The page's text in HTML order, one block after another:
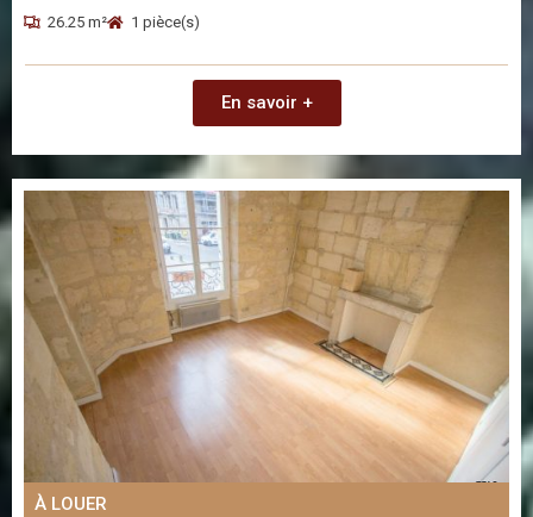
26.25 m² 1 pièce(s)
En savoir +
À LOUER